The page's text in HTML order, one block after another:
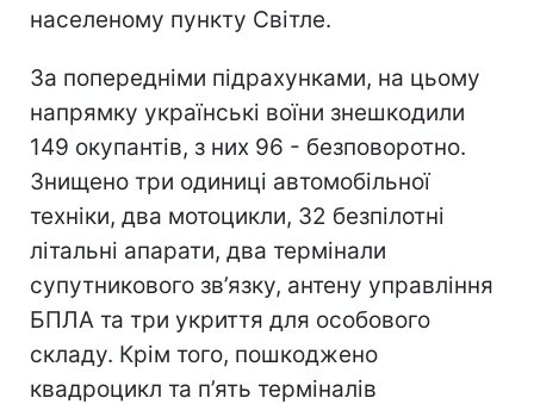
населеному пункту Світле.
За попередніми підрахунками, на цьому
напрямку українські воїни знешкодили
149 окупантів, з них 96 - безповоротно.
Знищено три одиниці автомобільної
техніки, два мотоцикли, 32 безпілотні
літальні апарати, два термінали
супутникового зв’язку, антену управління
БПЛА та три укриття для особового
складу. Крім того, пошкоджено
квадроцикл та п’ять терміналів